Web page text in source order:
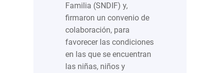
Familia (SNDIF) y,
firmaron un convenio de
colaboración, para
favorecer las condiciones
en las que se encuentran
las niñas, niños y